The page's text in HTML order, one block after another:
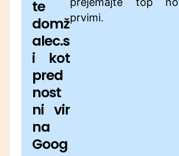
te
domž
alec.s
i kot
pred
nost
ni vir
na
Goog
prvimi.